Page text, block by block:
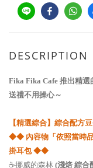
DESCRIPTION
Fika Fika Cafe 推出精
送禮不用操心～
【精選綜合】綜合配方
◆◆ 內容物「 依照當時
掛耳包◆◆
☕挪威的森林 (淺焙 綜合